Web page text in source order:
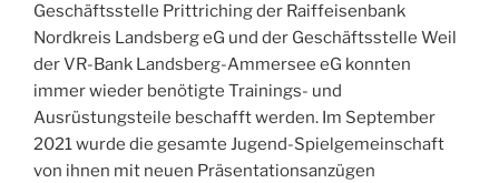
Geschäftsstelle Prittriching der Raiffeisenbank
Nordkreis Landsberg eG und der Geschäftsstelle Weil
der VR-Bank Landsberg-Ammersee eG konnten
immer wieder benötigte Trainings- und
Ausrüstungsteile beschafft werden. Im September
2021 wurde die gesamte Jugend-Spielgemeinschaft
von ihnen mit neuen Präsentationsanzügen